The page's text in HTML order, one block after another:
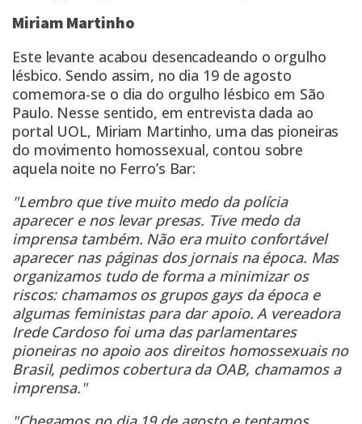
Miriam Martinho
Este levante acabou desencadeando o orgulho
lésbico. Sendo assim, no dia 19 de agosto
comemora-se o dia do orgulho lésbico em São
Paulo. Nesse sentido, em entrevista dada ao
portal UOL, Miriam Martinho, uma das pioneiras
do movimento homossexual, contou sobre
aquela noite no Ferro’s Bar:
"Lembro que tive muito medo da polícia
aparecer e nos levar presas. Tive medo da
imprensa também. Não era muito confortável
aparecer nas páginas dos jornais na época. Mas
organizamos tudo de forma a minimizar os
riscos: chamamos os grupos gays da época e
algumas feministas para dar apoio. A vereadora
Irede Cardoso foi uma das parlamentares
pioneiras no apoio aos direitos homossexuais no
Brasil, pedimos cobertura da OAB, chamamos a
imprensa."